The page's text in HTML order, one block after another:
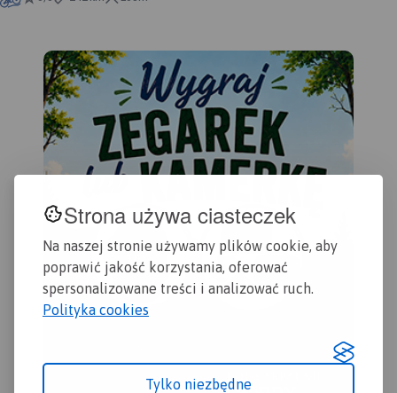
Strona używa ciasteczek
Na naszej stronie używamy plików cookie, aby
poprawić jakość korzystania, oferować
spersonalizowane treści i analizować ruch.
Polityka cookies
Tylko niezbędne
Krajobrazowym oraz
Zaznaczono na niej
informacje przydatne
turyście, oraz podano
przebiegi szlaków pieszych i
rowerowych.